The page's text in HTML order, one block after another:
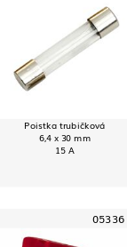
Poistka trubičková
6,4 x 30 mm
15 A
05336